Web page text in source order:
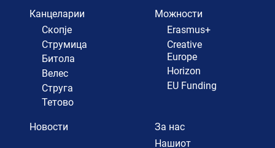
Канцеларии
Скопје
Струмица
Битола
Велес
Струга
Тетово
Можности
Erasmus+
Creative
Europe
Horizon
EU Funding
Новости
За нас
Нашиот